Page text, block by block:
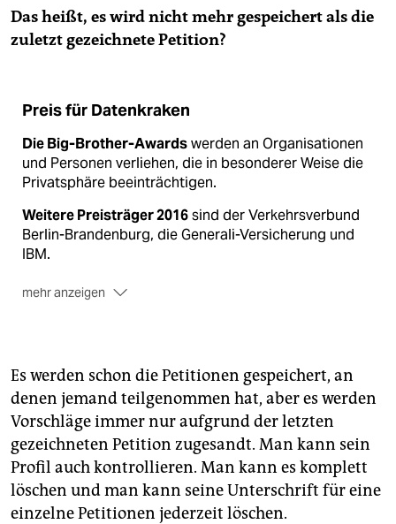
Das heißt, es wird nicht mehr gespeichert als die
zuletzt gezeichnete Petition?
Preis für Datenkraken
Die Big-Brother-Awardswerden an Organisationen
und Personen verliehen, die in besonderer Weise die
Privatsphäre beeinträchtigen.
Weitere Preisträger 2016sind der Verkehrsverbund
Berlin-Brandenburg, die Generali-Versicherung und
IBM.
mehr anzeigen
Menschenrechte.
Es werden schon die Petitionen gespeichert, an
denen jemand teilgenommen hat, aber es werden
Vorschläge immer nur aufgrund der letzten
gezeichneten Petition zugesandt. Man kann sein
Profil auch kontrollieren. Man kann es komplett
löschen und man kann seine Unterschrift für eine
einzelne Petitionen jederzeit löschen.